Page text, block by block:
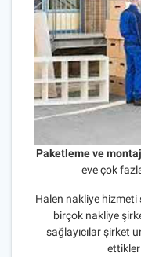
Paketleme ve
eve çok
Halen nakliye
birçok nakliye
sağlayıcılar şirket